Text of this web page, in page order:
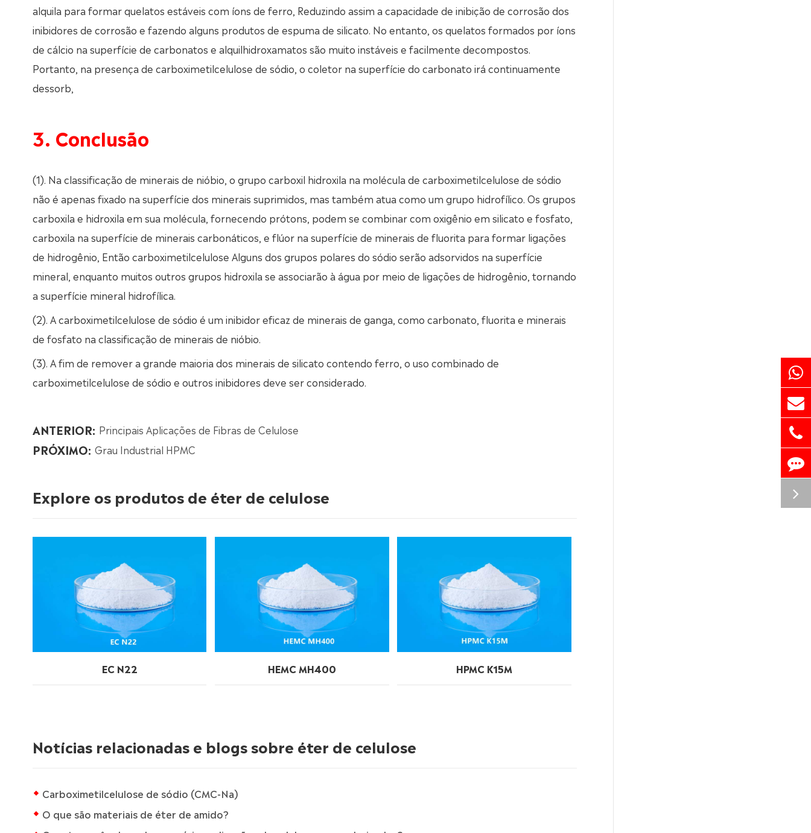
alquila para formar quelatos estáveis com íons de ferro, Reduzindo assim a capacidade de inibição de corrosão dos
inibidores de corrosão e fazendo alguns produtos de espuma de silicato. No entanto, os quelatos formados por íons
de cálcio na superfície de carbonatos e alquilhidroxamatos são muito instáveis e facilmente decompostos.
Portanto, na presença de carboximetilcelulose de sódio, o coletor na superfície do carbonato irá continuamente
dessorb,
3. Conclusão
(1). Na classificação de minerais de nióbio, o grupo carboxil hidroxila na molécula de carboximetilcelulose de sódio
não é apenas fixado na superfície dos minerais suprimidos, mas também atua como um grupo hidrofílico. Os grupos
carboxila e hidroxila em sua molécula, fornecendo prótons, podem se combinar com oxigênio em silicato e fosfato,
carboxila na superfície de minerais carbonáticos, e flúor na superfície de minerais de fluorita para formar ligações
de hidrogênio, Então carboximetilcelulose Alguns dos grupos polares do sódio serão adsorvidos na superfície
mineral, enquanto muitos outros grupos hidroxila se associarão à água por meio de ligações de hidrogênio, tornando
a superfície mineral hidrofílica.
(2). A carboximetilcelulose de sódio é um inibidor eficaz de minerais de ganga, como carbonato, fluorita e minerais
de fosfato na classificação de minerais de nióbio.
(3). A fim de remover a grande maioria dos minerais de silicato contendo ferro, o uso combinado de
carboximetilcelulose de sódio e outros inibidores deve ser considerado.
ANTERIOR: Principais Aplicações de Fibras de Celulose
PRÓXIMO: Grau Industrial HPMC
Explore os produtos de éter de celulose
EC N22 HEMC MH400 HPMC K15M
Notícias relacionadas e blogs sobre éter de celulose
Carboximetilcelulose de sódio (CMC-Na)
O que são materiais de éter de amido?